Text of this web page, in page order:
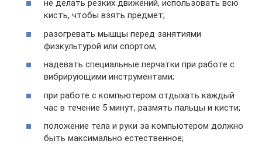
не делать резких движений, использовать всю
кисть, чтобы взять предмет;
разогревать мышцы перед занятиями
физкультурой или спортом;
надевать специальные перчатки при работе с
вибрирующими инструментами;
при работе с компьютером отдыхать каждый
час в течение 5 минут, размять пальцы и кисти;
положение тела и руки за компьютером должно
быть максимально естественное;